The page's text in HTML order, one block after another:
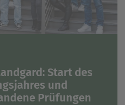
Start des
und
Prüfungen